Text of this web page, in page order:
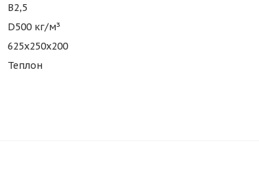
В2,5
D500 кг/м³
625х250х200
Теплон